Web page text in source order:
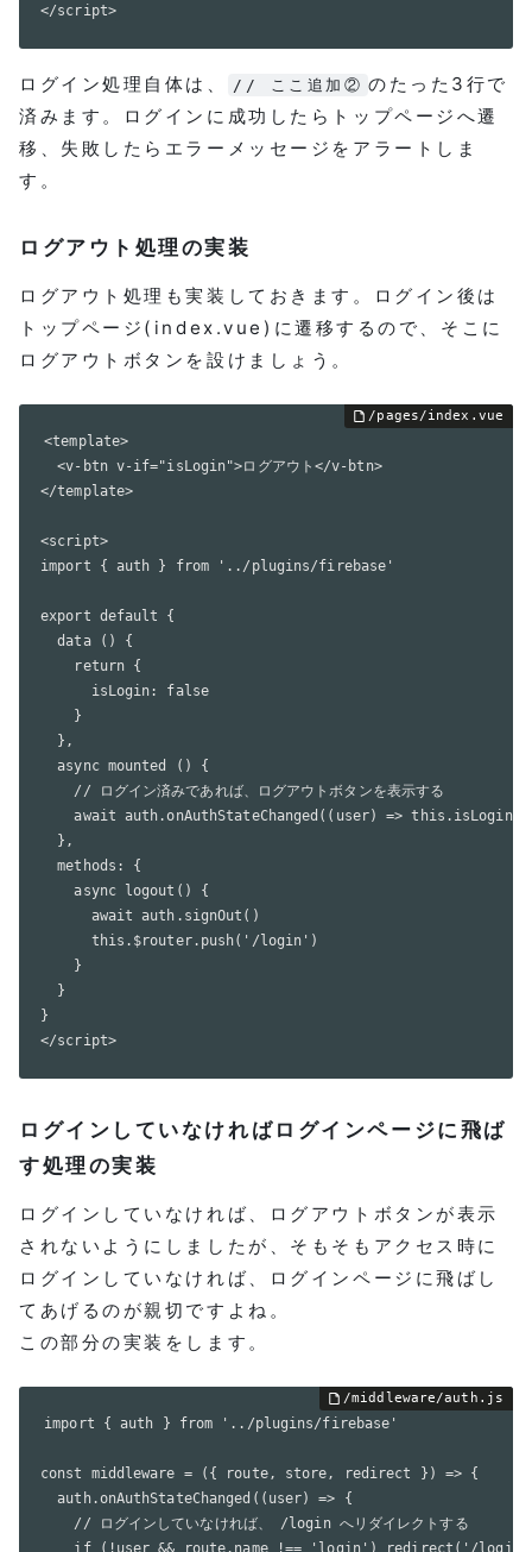
</script>
ログイン処理自体は、 // ここ追加② のたった3行で
済みます。ログインに成功したらトップページへ遷
移、失敗したらエラーメッセージをアラートしま
す。
ログアウト処理の実装
ログアウト処理も実装しておきます。ログイン後は
トップページ(index.vue)に遷移するので、そこに
ログアウトボタンを設けましょう。
<template>
  <v-btn v-if="isLogin">ログアウト</v-btn>
</template>
<script>
import { auth } from '../plugins/firebase'
export default {
  data () {
    return {
      isLogin: false
    }
  },
  async mounted () {
    // ログイン済みであれば、ログアウトボタンを表示する
await auth.onAuthStateChanged((user) => this.isLogin
  },
  methods: {
    async logout() {
      await auth.signOut()
      this.$router.push('/login')
    }
  }
}
</script>
ログインしていなければログインページに飛ば
す処理の実装
ログインしていなければ、ログアウトボタンが表示
されないようにしましたが、そもそもアクセス時に
ログインしていなければ、ログインページに飛ばし
てあげるのが親切ですよね。
この部分の実装をします。
import { auth } from '../plugins/firebase'
const middleware = ({ route, store, redirect }) => {
  auth.onAuthStateChanged((user) => {
    // ログインしていなければ、 /login へリダイレクトする
if (!user && route.name !== 'login') redirect('/